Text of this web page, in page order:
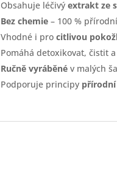
Obsahuje léčivý extrakt ze
Bez chemie– 100 %
Vhodné i pro citlivou
Pomáhá detoxikovat, čistit
Ručně vyráběnév malých
Podporuje principy